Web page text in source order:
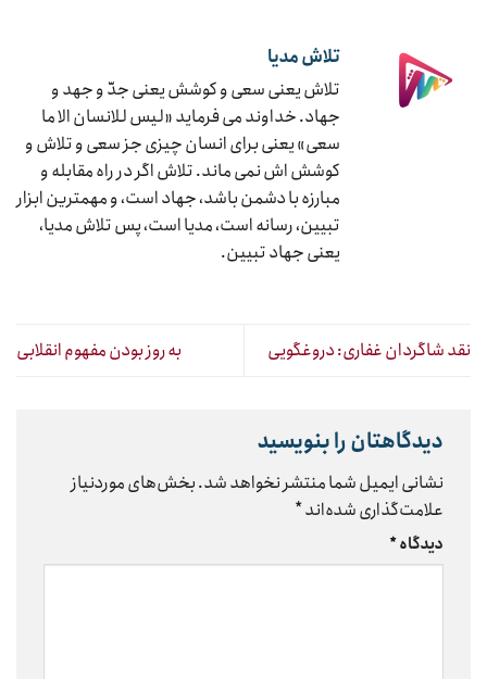
تلاش مدیا
تلاش یعنی سعی و کوشش یعنی جدّ و جهد و
جهاد. خداوند می فرماید «لیس للانسان الا ما
سعی» یعنی برای انسان چیزی جز سعی و تلاش و
کوشش اش نمی ماند. تلاش اگر در راه مقابله و
مبارزه با دشمن باشد، جهاد است، و مهمترین ابزار
تبیین، رسانه است، مدیا است، پس تلاش مدیا،
یعنی جهاد تبیین.
نقد شاگردان غفاری: دروغگویی به روز بودن مفهوم انقلابی
دیدگاهتان را بنویسید
نشانی ایمیل شما منتشر نخواهد شد.بخش‌های موردنیاز
علامت‌گذاری شده‌اند*
دیدگاه*